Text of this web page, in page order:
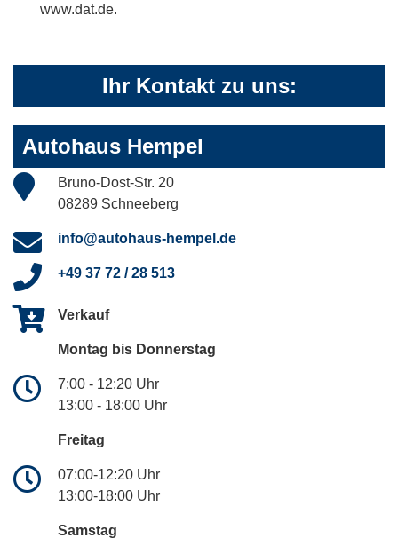
www.dat.de.
Ihr Kontakt zu uns:
Autohaus Hempel
Bruno-Dost-Str. 20
08289 Schneeberg
info@autohaus-hempel.de
+49 37 72 / 28 513
Verkauf
Montag bis Donnerstag
7:00 - 12:20 Uhr
13:00 - 18:00 Uhr
Freitag
07:00-12:20 Uhr
13:00-18:00 Uhr
Samstag